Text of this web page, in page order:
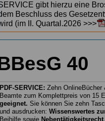
gibt hierzu eine
Beschluss des
(im II. Quartal.2026 >>>
40
PDF-SERVICE: Zehn
Beamte zum Komplettpreis von 15
geeignet. Sie können Sie zehn
und ausdrucken: Wissenswertes
Beihilfe sowie Nebentätigkeitsrecht